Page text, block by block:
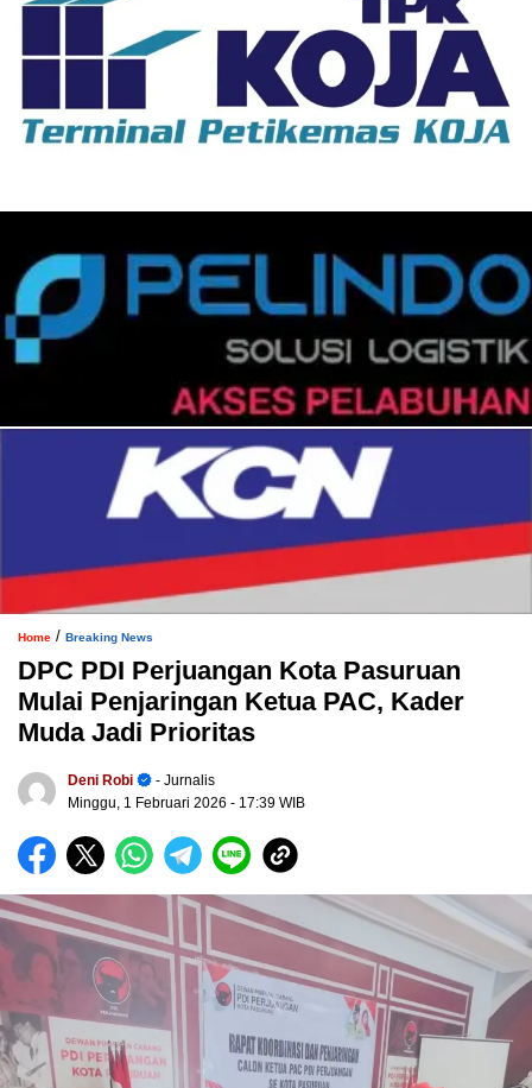
Home / Breaking News
DPC PDI Perjuangan Kota Pasuruan
Mulai Penjaringan Ketua PAC, Kader
Muda Jadi Prioritas
Deni Robi
- Jurnalis
Minggu, 1 Februari 2026 - 17:39 WIB